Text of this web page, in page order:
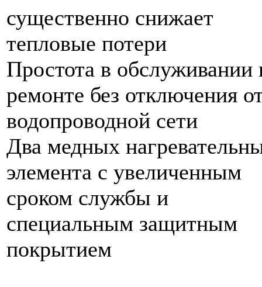
существенно снижает
тепловые потери
Простота в обслуживании
ремонте без отключения
водопроводной сети
Два медных
элемента с увеличенным
сроком службы и
специальным защитным
покрытием